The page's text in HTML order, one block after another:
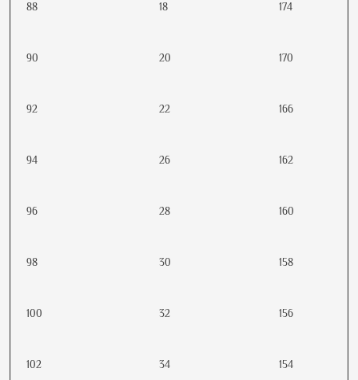
88 18 174
90 20 170
92 22 166
94 26 162
96 28 160
98 30 158
100 32 156
102 34 154